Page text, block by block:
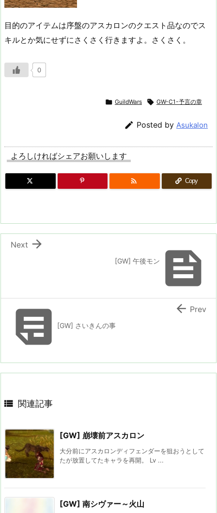
目的のアイテムは序盤のアスカロンのクエスト品なのでス
キルとか気にせずにさくさく行きますよ。さくさく。
0
 GuildWars  GW-C1-予言の章
 Posted by Asukalon
よろしければシェアお願いします
 Copy

[GW] 午後モン

Next
[GW] さいきんの事
 Prev
 関連記事
[GW] 崩壊前アスカロン
大分前にアスカロンディフェンダーを狙おうとして
たが放置してたキャラを再開。 Lv ...
[GW] 南シヴァー～火山